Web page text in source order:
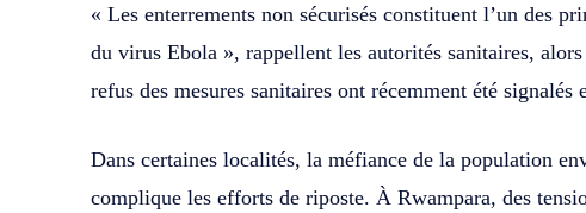
« Les enterrements non sécurisés constituent l’un des
du virus Ebola », rappellent les autorités sanitaires,
refus des mesures sanitaires ont récemment été signalés
Dans certaines localités, la méfiance de la population
complique les efforts de riposte. À Rwampara, des